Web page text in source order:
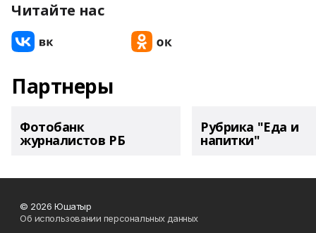
Читайте нас
Партнеры
Фотобанк
журналистов РБ
Рубрика "Еда и
напитки"
© 2026 Юшатыр
Об использовании персональных данных